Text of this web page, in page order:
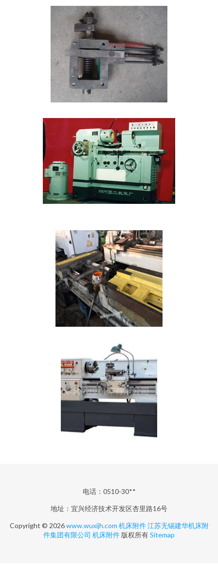
电话：0510-30**
地址：宜兴经济技术开发区杏里路16号
Copyright © 2026www.wuxijh.com 机床附件 江苏无锡建华机床附
件集团有限公司 机床附件 版权所有Sitemap